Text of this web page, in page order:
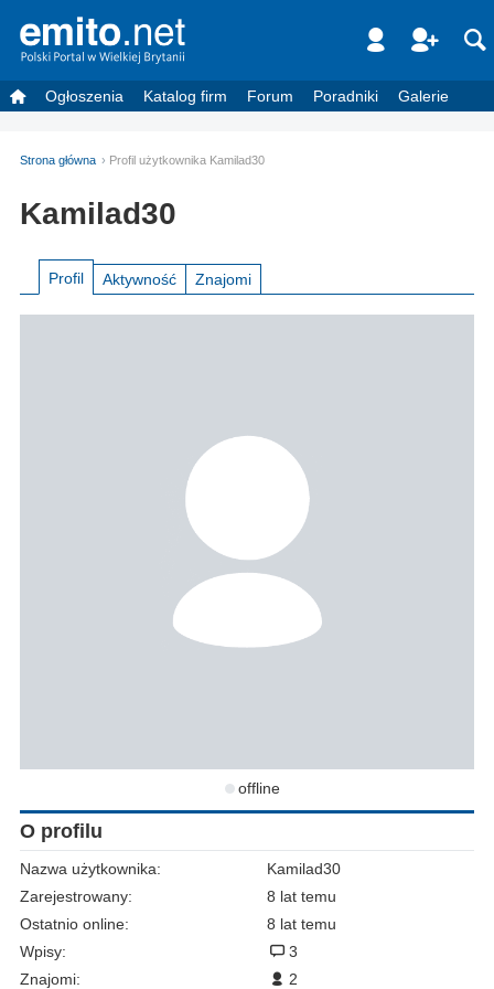
Ogłoszenia Katalog firm Forum Poradniki Galerie
Strona główna Profil użytkownika Kamilad30
Kamilad30
Profil Aktywność Znajomi
offline
O profilu
Nazwa użytkownika:
Kamilad30
Zarejestrowany:
8 lat temu
Ostatnio online:
8 lat temu
Wpisy:
3
Znajomi:
2